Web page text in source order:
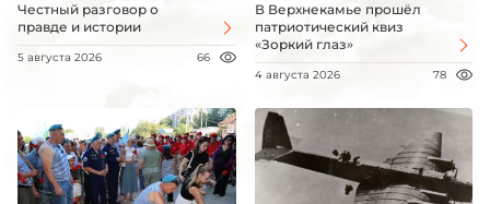
Честный разговор о
правде и истории
5 августа 2026 66
В Верхнекамье прошёл
патриотический квиз
«Зоркий глаз»
4 августа 2026 78